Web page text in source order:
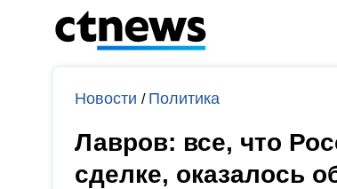
Новости / Политика
Лавров: все, что
сделке, оказалось